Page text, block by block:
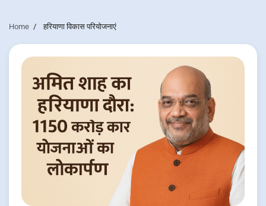
Home हरियाणा विकास परियोजनाएं